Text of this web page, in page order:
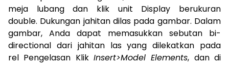
meja lubang dan klik unit Display berukuran
double. Dukungan jahitan dilas pada gambar. Dalam
gambar, Anda dapat memasukkan sebutan bi-
directional dari jahitan las yang dilekatkan pada
rel Pengelasan Klik Insert>Model Elements, dan di